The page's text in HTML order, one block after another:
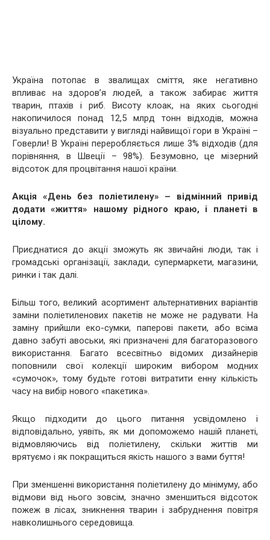
Україна потопає в звалищах сміття, яке негативно
впливає на здоров’я людей, а також забирає життя
тварин, птахів і риб. Висоту клоак, на яких сьогодні
накопичилося понад 12,5 млрд тонн відходів, можна
візуально представити у вигляді найвищої гори в Україні –
Говерли! В Україні переробляється лише 3% відходів (для
порівняння, в Швеції – 98%). Безумовно, це мізерний
відсоток для процвітання нашої країни.
Акція «День без поліетилену» – відмінний привід
додати «життя» нашому рідного краю, і планеті в
цілому.
Приєднатися до акції зможуть як звичайні люди, так і
громадські організації, заклади, супермаркети, магазини,
ринки і так далі.
Більш того, великий асортимент альтернативних варіантів
заміни поліетиленових пакетів не може не радувати. На
заміну прийшли еко-сумки, паперові пакети, або всіма
давно забуті авоськи, які призначені для багаторазового
використання. Багато всесвітньо відомих дизайнерів
поповнили свої колекції широким вибором модних
«сумочок», тому будьте готові витратити енну кількість
часу на вибір нового «пакетика».
Якщо підходити до цього питання усвідомлено і
відповідально, уявіть, як ми допоможемо нашій планеті,
відмовляючись від поліетилену, скільки життів ми
врятуємо і як покращиться якість нашого з вами буття!
При зменшенні використання поліетилену до мінімуму, або
відмови від нього зовсім, значно зменшиться відсоток
пожеж в лісах, зникнення тварин і забруднення повітря
навколишнього середовища.